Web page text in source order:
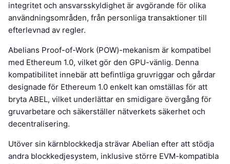
integritet och ansvarsskyldighet är avgörande för olika
användningsområden, från personliga transaktioner till
efterlevnad av regler.
Abelians Proof-of-Work (POW)-mekanism är kompatibel
med Ethereum 1.0, vilket gör den GPU-vänlig. Denna
kompatibilitet innebär att befintliga gruvriggar och gårdar
designade för Ethereum 1.0 enkelt kan omställas för att
bryta ABEL, vilket underlättar en smidigare övergång för
gruvarbetare och säkerställer nätverkets säkerhet och
decentralisering.
Utöver sin kärnblockkedja strävar Abelian efter att stödja
andra blockkedjesystem, inklusive större EVM-kompatibla